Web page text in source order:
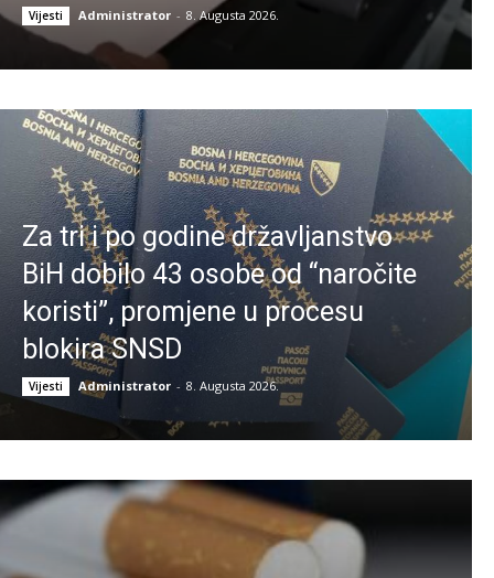
Vijesti Administrator - 8. Augusta 2026.
Za tri i po godine državljanstvo
BiH dobilo 43 osobe od “naročite
koristi”, promjene u procesu
blokira SNSD
Vijesti Administrator - 8. Augusta 2026.